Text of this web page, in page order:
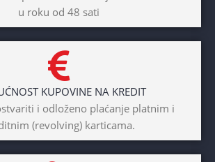
Unisexu roku od 48 sati
KUPOVINE NA KREDIT
i odloženo plaćanje platnim i
(revolving) karticama.